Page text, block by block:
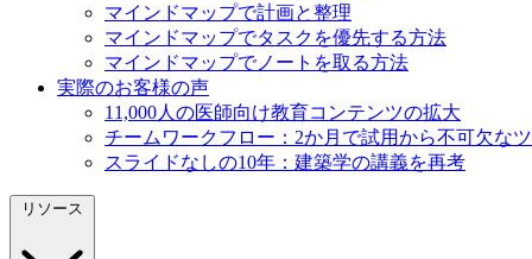
マインドマップで計画と整理
マインドマップでタスクを優先する方法
マインドマップでノートを取る方法
実際のお客様の声
11,000人の医師向け教育コンテンツの拡大
チームワークフロー：2か月で試用から不可欠な
スライドなしの10年：建築学の講義を再考
リソース